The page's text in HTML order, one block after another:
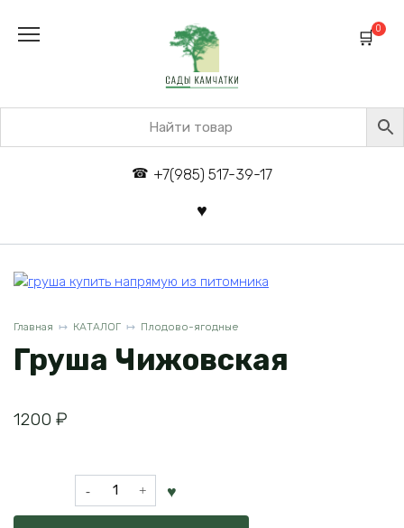
+7(985) 517-39-17
0
Главная КАТАЛОГ Плодово-ягодные
Груша Чижовская
1200 ₽
Количество
товара